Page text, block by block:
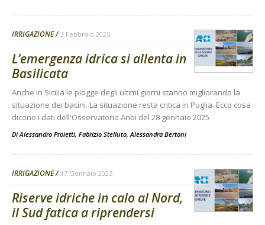
IRRIGAZIONE 3 Febbraio 2025
L’emergenza idrica si allenta in
Basilicata
Anche in Sicilia le piogge degli ultimi giorni stanno migliorando la
situazione dei bacini. La situazione resta critica in Puglia. Ecco cosa
dicono i dati dell'Osservatorio Anbi del 28 gennaio 2025
DiAlessandro Proietti, Fabrizio Stelluto, Alessandra Bertoni
IRRIGAZIONE 17 Gennaio 2025
Riserve idriche in calo al Nord,
il Sud fatica a riprendersi